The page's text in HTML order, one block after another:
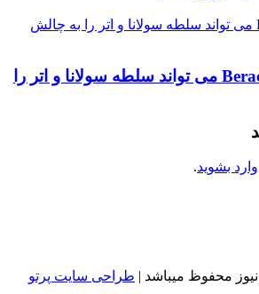
آیا توکن جدید Berachain می تواند سلطه سولانا و اتر را به چالش
آیا توکن جدید Berachain می تواند سلطه سولانا و اتر را
وارد بشوید.
محفوظ میباشد | طراحی سایت پرتو